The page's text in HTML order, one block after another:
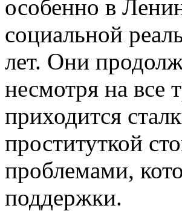
особенно в
социальной
лет. Они
несмотря на все
приходится
проституткой
проблемами,
поддержки.